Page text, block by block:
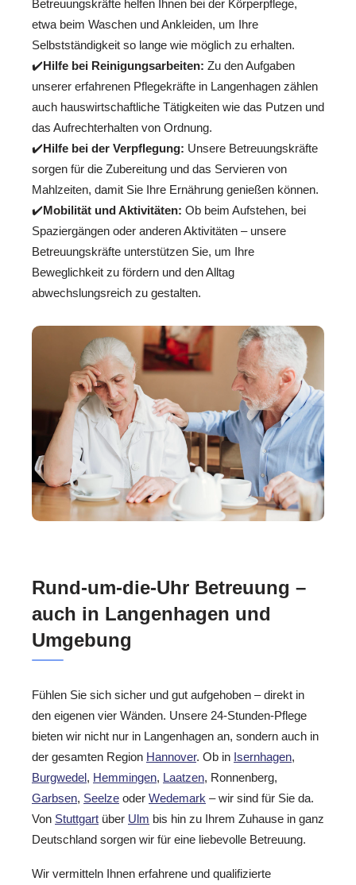
Betreuungskräfte helfen Ihnen bei der Körperpflege,
etwa beim Waschen und Ankleiden, um Ihre
Selbstständigkeit so lange wie möglich zu erhalten.
✔️Hilfe bei Reinigungsarbeiten: Zu den Aufgaben
unserer erfahrenen Pflegekräfte in Langenhagen zählen
auch hauswirtschaftliche Tätigkeiten wie das Putzen und
das Aufrechterhalten von Ordnung.
✔️Hilfe bei der Verpflegung: Unsere Betreuungskräfte
sorgen für die Zubereitung und das Servieren von
Mahlzeiten, damit Sie Ihre Ernährung genießen können.
✔️Mobilität und Aktivitäten: Ob beim Aufstehen, bei
Spaziergängen oder anderen Aktivitäten – unsere
Betreuungskräfte unterstützen Sie, um Ihre
Beweglichkeit zu fördern und den Alltag
abwechslungsreich zu gestalten.
Rund-um-die-Uhr Betreuung –
auch in Langenhagen und
Umgebung
Fühlen Sie sich sicher und gut aufgehoben – direkt in
den eigenen vier Wänden. Unsere 24-Stunden-Pflege
bieten wir nicht nur in Langenhagen an, sondern auch in
der gesamten Region Hannover. Ob in Isernhagen,
Burgwedel, Hemmingen, Laatzen, Ronnenberg,
Garbsen, Seelze oder Wedemark – wir sind für Sie da.
Von Stuttgart über Ulm bis hin zu Ihrem Zuhause in ganz
Deutschland sorgen wir für eine liebevolle Betreuung.
Wir vermitteln Ihnen erfahrene und qualifizierte